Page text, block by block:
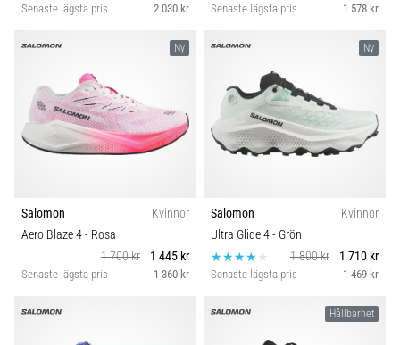
Senaste lägsta pris 2 030 kr Senaste lägsta pris 1 578 kr
Ny
Salomon
Kvinnor
Aero Blaze 4- Rosa
1 700 kr
1 445 kr
Senaste lägsta pris 1 360 kr
Ny
Salomon
Kvinnor
Ultra Glide 4- Grön
1 800 kr
1 710 kr
Senaste lägsta pris 1 469 kr
Hållbarhet